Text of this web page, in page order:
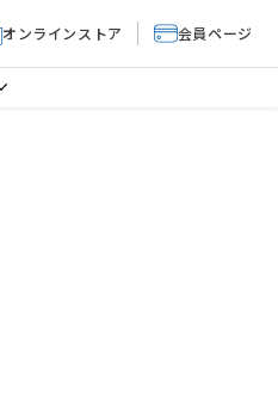
オンラインストア 会員ページ